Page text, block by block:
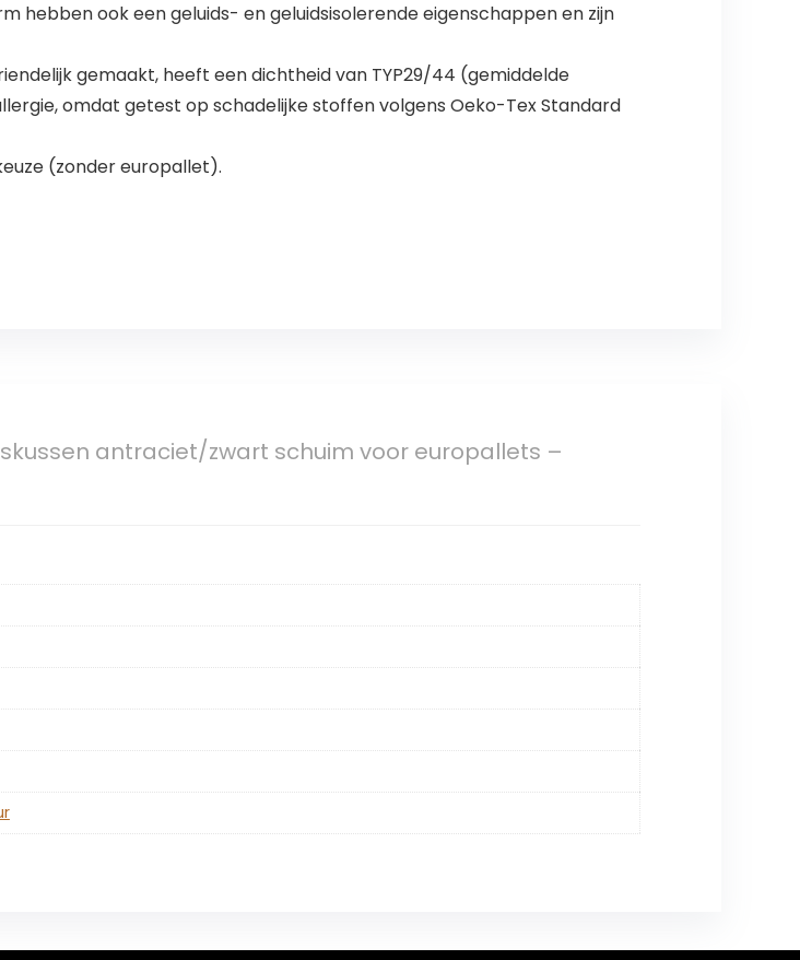
hebben ook een geluids- en geluidsisolerende eigenschappen en zijn
gemaakt, heeft een dichtheid van TYP29/44 (gemiddelde
omdat getest op schadelijke stoffen volgens Oeko-Tex Standard
(zonder europallet).
antraciet/zwart schuim voor europallets –